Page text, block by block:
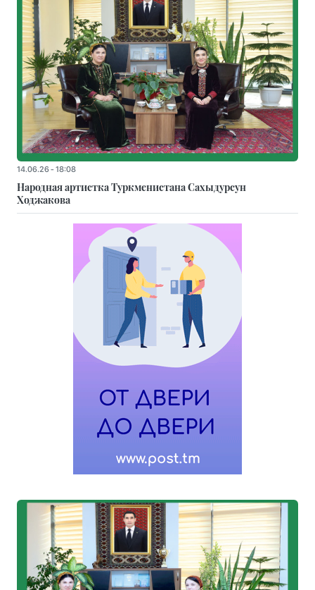
14.06.26 - 18:08
Народная артистка Туркменистана Сахыдурсун
Ходжакова